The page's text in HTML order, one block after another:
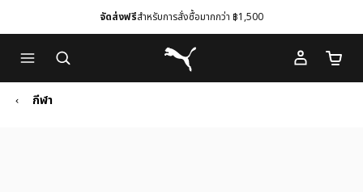
to
Main
content
to
Footer
Content
จัดส่งฟรีสำหรับการสั่งซื้อมากกว่า ฿1,500
Puma โฮม
จำนว
กีฬา